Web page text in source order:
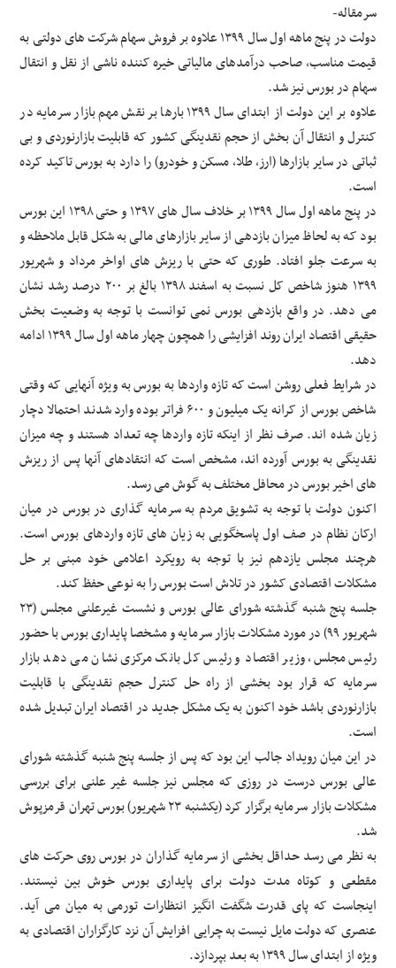
سرمقاله-
دولت در پنج ماهه اول سال ۱۳۹۹ علاوه بر فروش سهام شرکت های دولتی به
قیمت مناسب، صاحب درآمدهای مالیاتی خیره کننده ناشی از نقل و انتقال
سهام در بورس نیز شد.
علاوه بر این دولت از ابتدای سال ۱۳۹۹ بارها بر نقش مهم بازار سرمایه در
کنترل و انتقال آن بخش از حجم نقدینگی کشور که قابلیت بازارنوردی و بی
ثباتی در سایر بازارها (ارز، طلا، مسکن و خودرو) را دارد به بورس تاکید کرده
است‌.
در پنج ماهه اول سال ۱۳۹۹ بر خلاف سال های ۱۳۹۷ و حتی ۱۳۹۸ این بورس
بود که به لحاظ میزان بازدهی از سایر بازارهای مالی به شکل قابل ملاحظه و
به سرعت جلو افتاد. طوری که حتی با ریزش های اواخر مرداد و شهریور
۱۳۹۹ هنوز شاخص کل نسبت به اسفند ۱۳۹۸ بالغ بر ۲۰۰ درصد رشد نشان
می دهد. در واقع بازدهی بورس نمی توانست با توجه به وضعیت بخش
حقیقی اقتصاد ایران روند افزایشی را همچون چهار ماهه اول سال ۱۳۹۹ ادامه
دهد.
در شرایط فعلی روشن است که تازه واردها به بورس به ویژه آنهایی که وقتی
شاخص بورس از کرانه یک میلیون و ۶۰۰ فراتر بوده وارد شدند احتمالا دچار
زیان شده اند. صرف نظر از اینکه تازه واردها چه تعداد هستند و چه میزان
نقدینگی به بورس آورده اند، مشخص است که انتقادهای آنها پس از ریزش
های اخیر بورس در محافل مختلف به گوش می رسد.
اکنون دولت با توجه به تشویق مردم به سرمایه گذاری در بورس در میان
ارکان نظام در صف اول پاسخگویی به زیان های تازه واردهای بورس است.
هرچند مجلس یازدهم نیز با توجه به رویکرد اعلامی خود مبنی بر حل
مشکلات اقتصادی کشور در تلاش است بورس را به نوعی حفظ کند.
جلسه پنج شنبه گذشته شورای عالی بورس و نشست غیرعلنی مجلس (۲۳
شهریور ۹۹) در مورد مشکلات بازار سرمایه و مشخصا پایداری بورس با حضور
رئیس مجلس، وزیر اقتصاد و رئیس کل بانک مرکزی نشان می دهد بازار
سرمایه که قرار بود بخشی از راه حل کنترل حجم نقدینگی با قابلیت
بازارنوردی باشد خود اکنون به یک مشکل جدید در اقتصاد ایران تبدیل شده
است.
در این میان رویداد جالب این بود که پس از جلسه پنج شنبه گذشته شورای
عالی بورس درست در روزی که مجلس نیز جلسه غیر علنی برای بررسی
مشکلات بازار سرمایه برگزار کرد (یکشنبه ۲۳ شهریور) بورس تهران قرمزپوش
شد.
به نظر می رسد حداقل بخشی از سرمایه گذاران در بورس روی حرکت های
مقطعی و کوتاه مدت دولت برای پایداری بورس خوش بین نیستند.
اینجاست که پای قدرت شگفت انگیز انتظارات تورمی به میان می آید.
عنصری که دولت مایل نیست به چرایی افزایش آن نزد کارگزاران اقتصادی به
ویژه از ابتدای سال ۱۳۹۹ به بعد بپردازد.